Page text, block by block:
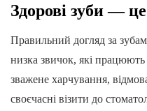
Здорові зуби —
Правильний догляд за
низка звичок, які працюють
зважене харчування,
своєчасні візити до